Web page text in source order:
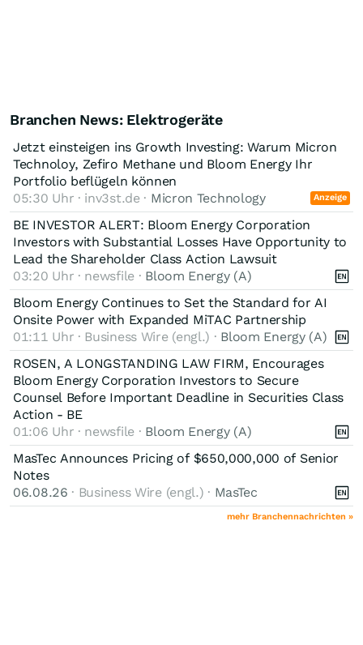
Branchen News: Elektrogeräte
Jetzt einsteigen ins Growth Investing: Warum Micron
Technoloy, Zefiro Methane und Bloom Energy Ihr
Portfolio beflügeln können
05:30 Uhr · inv3st.de · Micron Technology Anzeige
BE INVESTOR ALERT: Bloom Energy Corporation
Investors with Substantial Losses Have Opportunity to
Lead the Shareholder Class Action Lawsuit
03:20 Uhr · newsfile · Bloom Energy (A)
Bloom Energy Continues to Set the Standard for AI
Onsite Power with Expanded MiTAC Partnership
01:11 Uhr · Business Wire (engl.) · Bloom Energy (A)
ROSEN, A LONGSTANDING LAW FIRM, Encourages
Bloom Energy Corporation Investors to Secure
Counsel Before Important Deadline in Securities Class
Action - BE
01:06 Uhr · newsfile · Bloom Energy (A)
MasTec Announces Pricing of $650,000,000 of Senior
Notes
06.08.26 · Business Wire (engl.) · MasTec
mehr Branchennachrichten »